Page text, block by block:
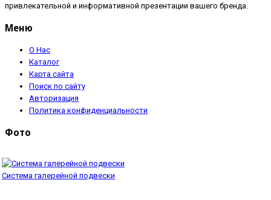
привлекательной и информативной презентации вашего бренда.
Меню
О Нас
Каталог
Карта сайта
Поиск по сайту
Авторизация
Политика конфиденциальности
Фото
Система галерейной подвески